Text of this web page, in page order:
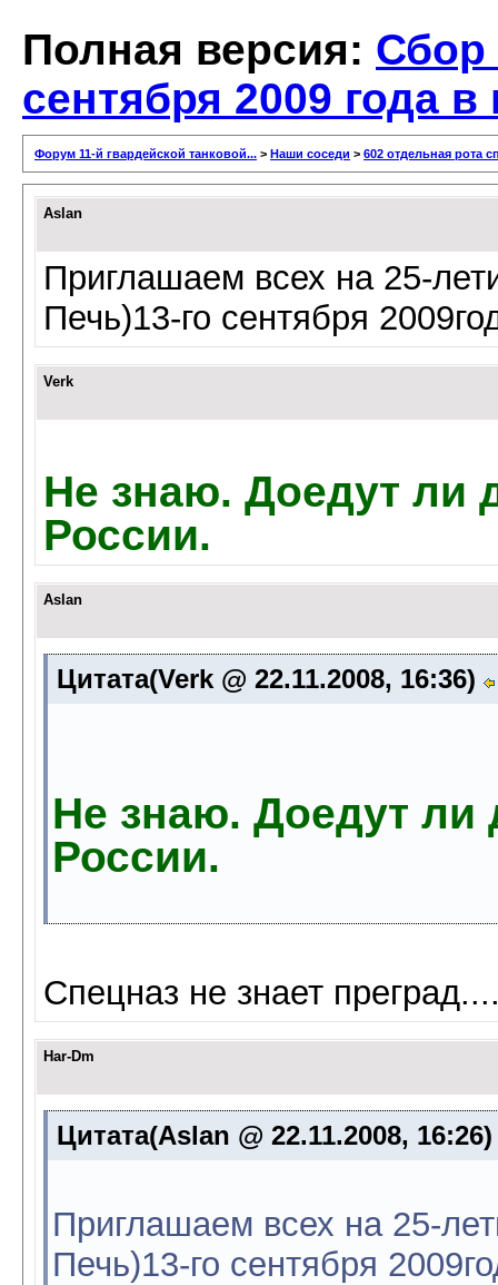
Полная версия: Сбор
сентября 2009 года
Форум 11-й гвардейской танковой... > Наши соседи > 602 отдельная рота
Aslan
Приглашаем всех на 25-
Печь)13-го сентября
Verk
Не знаю. Доедут ли
России.
Aslan
Цитата(Verk @ 22.11.2008, 16:36)
Не знаю. Доедут
России.
Спецназ не знает
Har-Dm
Цитата(Aslan @ 22.11.2008,
Приглашаем всех на 25-
Печь)13-го сентября